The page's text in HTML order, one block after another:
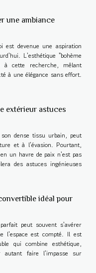
une ambiance
est devenue une aspiration
L'esthétique "bohème
à cette recherche, mêlant
à une élégance sans effort.
extérieur astuces
dense tissu urbain, peut
et à l'évasion. Pourtant,
un havre de paix n'est pas
des astuces ingénieuses
idéal pour
peut souvent s'avérer
l'espace est compté. Il est
qui combine esthétique,
autant faire l'impasse sur